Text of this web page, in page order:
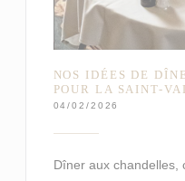
NOS IDÉES DE
POUR LA SAINT-
04/02/2026
Dîner aux chandelles,